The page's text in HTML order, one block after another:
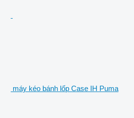
máy kéo bánh lốp Case IH Puma